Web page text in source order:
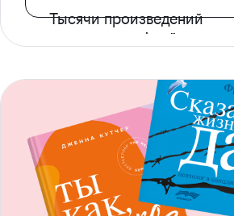
Тысячи произведений
с доступом офлайн